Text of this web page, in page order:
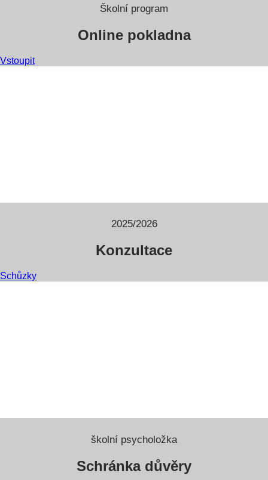
Školní program
Online pokladna
Vstoupit
2025/2026
Konzultace
Schůzky
školní psycholožka
Schránka důvěry